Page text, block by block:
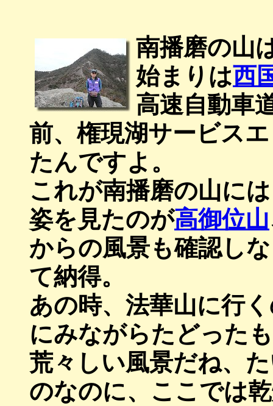
南播磨の山
始まりは西
高速自動車
前、権現湖サービス
たんですよ。
これが南播磨の山に
姿を見たのが高御位山
からの風景も確認し
て納得。
あの時、法華山に行
にみながらたどった
荒々しい風景だね、
のなのに、ここでは